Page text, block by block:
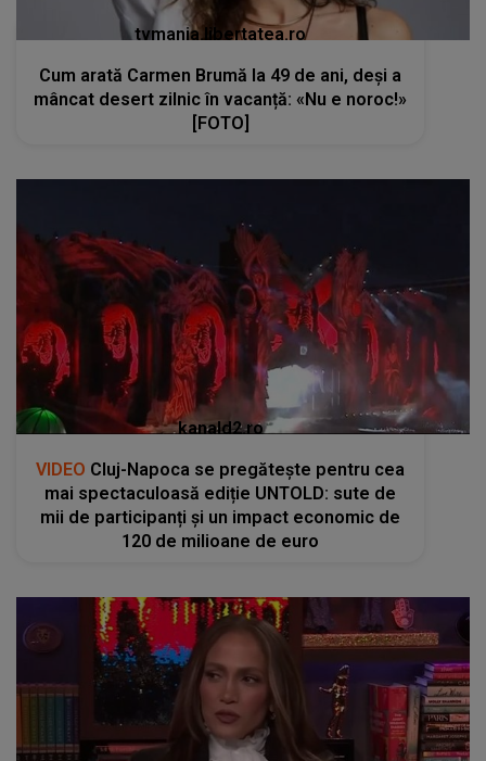
tvmania.libertatea.ro
Cum arată Carmen Brumă la 49 de ani, deși a
mâncat desert zilnic în vacanță: «Nu e noroc!»
[FOTO]
kanald2.ro
VIDEO Cluj-Napoca se pregătește pentru cea
mai spectaculoasă ediție UNTOLD: sute de
mii de participanți și un impact economic de
120 de milioane de euro